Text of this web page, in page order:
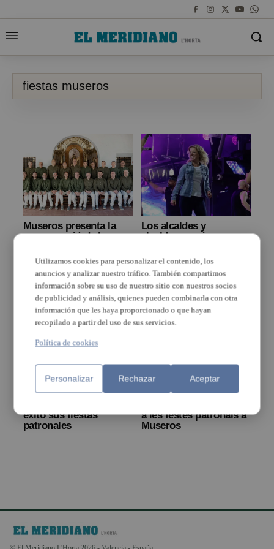
fiestas museros
Museros presenta la
programació de les
amb una clara aposta
per la tradició, la
participació i el talent
local
Los alcaldes y
alcaldesas más
fiestas
éxito sus fiestas
patronales
a les festes patronals a
Museros
Utilizamos cookies para personalizar el contenido, los
anuncios y analizar nuestro tráfico. También compartimos
información sobre su uso de nuestro sitio con nuestros socios
de publicidad y análisis, quienes pueden combinarla con otra
información que les haya proporcionado o que hayan
recopilado a partir del uso de sus servicios.
Política de cookies
Personalizar Rechazar Aceptar